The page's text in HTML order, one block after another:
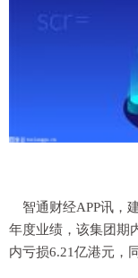
智通财经APP讯，
年度业绩，该集团期
内亏损6.21亿港元，